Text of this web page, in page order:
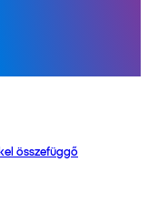
összefüggő